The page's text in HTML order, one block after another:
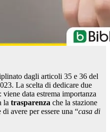
dagli articoli 35 e 36 del
La scelta di dedicare due
data estrema importanza
la trasparenza che la stazione
avere per essere una “casa di